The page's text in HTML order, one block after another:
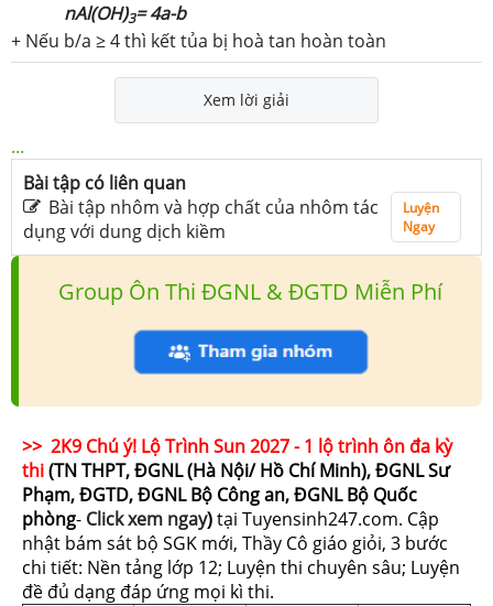
nAl(OH)3= 4a-b
+ Nếu b/a ≥ 4 thì kết tủa bị hoà tan hoàn toàn
Xem lời giải
...
Bài tập có liên quan
Bài tập nhôm và hợp chất của nhôm tác
dụng với dung dịch kiềm
Luyện
Ngay
Group Ôn Thi ĐGNL & ĐGTD Miễn Phí
>> 2K9 Chú ý! Lộ Trình Sun 2027 - 1 lộ trình ôn đa kỳ
thi(TN THPT, ĐGNL (Hà Nội/ Hồ Chí Minh), ĐGNL Sư
Phạm, ĐGTD, ĐGNL Bộ Công an, ĐGNL Bộ Quốc
phòng- Click xem ngay)tại Tuyensinh247.com. Cập
nhật bám sát bộ SGK mới, Thầy Cô giáo giỏi, 3 bước
chi tiết: Nền tảng lớp 12; Luyện thi chuyên sâu; Luyện
đề đủ dạng đáp ứng mọi kì thi.